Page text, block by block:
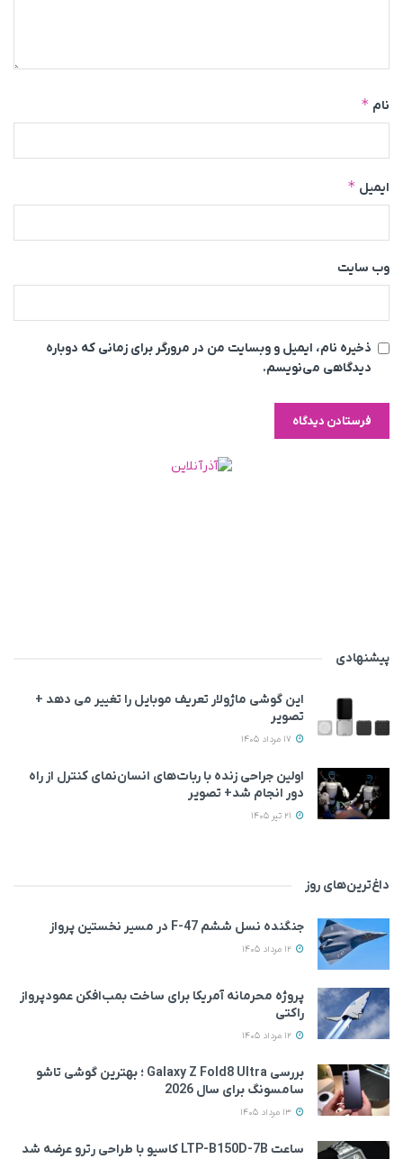
نام *
ایمیل *
وب‌ سایت
ذخیره نام، ایمیل و وبسایت من در مرورگر برای زمانی که دوباره
دیدگاهی می‌نویسم.
پیشنهادی
این گوشی ماژولار تعریف موبایل را تغییر می‌ دهد +
تصویر
اولین جراحی زنده با ربات‌های انسان‌نمای کنترل از راه
دور انجام شد+ تصویر
داغ‌ترین‌های روز
جنگنده نسل ششم F-47 در مسیر نخستین پرواز
پروژه محرمانه آمریکا برای ساخت بمب‌افکن عمودپرواز
راکتی
بررسی Galaxy Z Fold8 Ultra ؛ بهترین گوشی تاشو
سامسونگ برای سال 2026
ساعت LTP-B150D-7B کاسیو با طراحی رترو عرضه شد